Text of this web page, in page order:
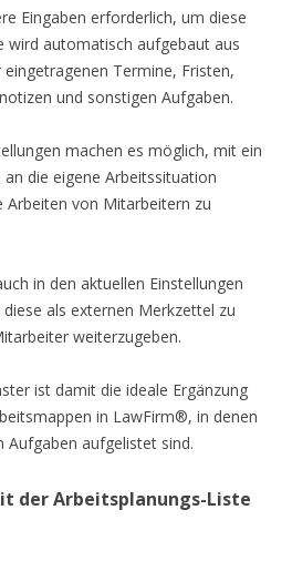
Eingaben erforderlich, um diese
wird automatisch aufgebaut aus
Termine, Fristen,
und sonstigen Aufgaben.
machen es möglich, mit ein
die eigene Arbeitssituation
Arbeiten von Mitarbeitern zu
in den aktuellen Einstellungen
als externen Merkzettel zu
weiterzugeben.
ist damit die ideale Ergänzung
in LawFirm®, in denen
aufgelistet sind.
der Arbeitsplanungs-Liste